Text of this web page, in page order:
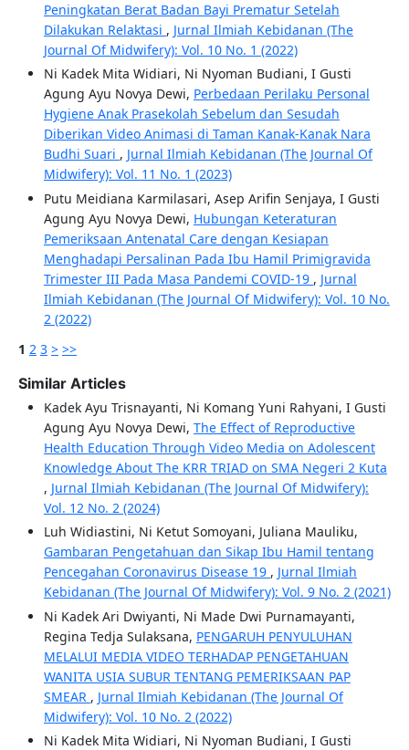
Peningkatan Berat Badan Bayi Prematur Setelah
Dilakukan Relaktasi , Jurnal Ilmiah Kebidanan (The
Journal Of Midwifery): Vol. 10 No. 1 (2022)
Ni Kadek Mita Widiari, Ni Nyoman Budiani, I Gusti
Agung Ayu Novya Dewi, Perbedaan Perilaku Personal
Hygiene Anak Prasekolah Sebelum dan Sesudah
Diberikan Video Animasi di Taman Kanak-Kanak Nara
Budhi Suari , Jurnal Ilmiah Kebidanan (The Journal Of
Midwifery): Vol. 11 No. 1 (2023)
Putu Meidiana Karmilasari, Asep Arifin Senjaya, I Gusti
Agung Ayu Novya Dewi, Hubungan Keteraturan
Pemeriksaan Antenatal Care dengan Kesiapan
Menghadapi Persalinan Pada Ibu Hamil Primigravida
Trimester III Pada Masa Pandemi COVID-19 , Jurnal
Ilmiah Kebidanan (The Journal Of Midwifery): Vol. 10 No.
2 (2022)
1 2 3 > >>
Similar Articles
Kadek Ayu Trisnayanti, Ni Komang Yuni Rahyani, I Gusti
Agung Ayu Novya Dewi, The Effect of Reproductive
Health Education Through Video Media on Adolescent
Knowledge About The KRR TRIAD on SMA Negeri 2 Kuta
, Jurnal Ilmiah Kebidanan (The Journal Of Midwifery):
Vol. 12 No. 2 (2024)
Luh Widiastini, Ni Ketut Somoyani, Juliana Mauliku,
Gambaran Pengetahuan dan Sikap Ibu Hamil tentang
Pencegahan Coronavirus Disease 19 , Jurnal Ilmiah
Kebidanan (The Journal Of Midwifery): Vol. 9 No. 2 (2021)
Ni Kadek Ari Dwiyanti, Ni Made Dwi Purnamayanti,
Regina Tedja Sulaksana, PENGARUH PENYULUHAN
MELALUI MEDIA VIDEO TERHADAP PENGETAHUAN
WANITA USIA SUBUR TENTANG PEMERIKSAAN PAP
SMEAR , Jurnal Ilmiah Kebidanan (The Journal Of
Midwifery): Vol. 10 No. 2 (2022)
Ni Kadek Mita Widiari, Ni Nyoman Budiani, I Gusti